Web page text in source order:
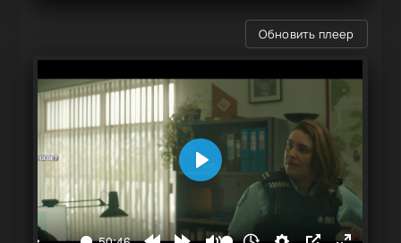
Обновить плеер